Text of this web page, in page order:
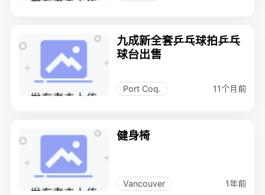
九成新全套乒乓球拍乒乓
球台出售
Port Coq. 11个月前
健身椅
Vancouver 1年前